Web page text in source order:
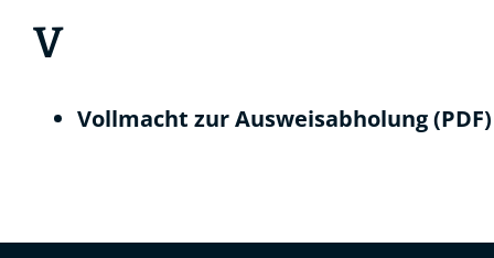
V
Vollmacht zur Ausweisabholung (PDF)